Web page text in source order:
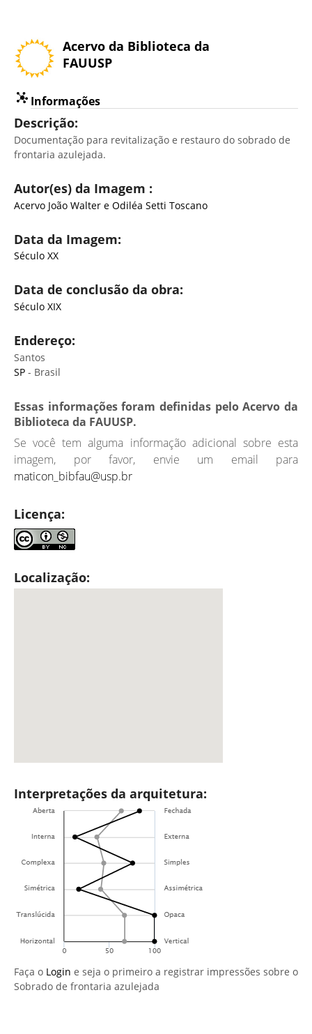
Acervo da Biblioteca da
FAUUSP
Informações
Descrição:
Documentação para revitalização e restauro do sobrado de
frontaria azulejada.
Autor(es) da Imagem :
Acervo João Walter e Odiléa Setti Toscano
Data da Imagem:
Século XX
Data de conclusão da obra:
Século XIX
Endereço:
Santos
SP - Brasil
Essas informações foram definidas pelo Acervo da
Biblioteca da FAUUSP.
Se você tem alguma informação adicional sobre esta
imagem, por favor, envie um email para
maticon_bibfau@usp.br
Licença:
Localização:
Interpretações da arquitetura:
Faça o Login e seja o primeiro a registrar impressões sobre o
Sobrado de frontaria azulejada